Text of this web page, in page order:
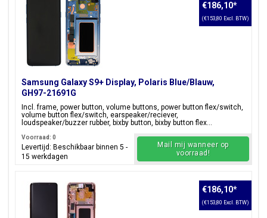
Samsung Galaxy S9+ Display, Polaris Blue/Blauw,
GH97-21691G
Incl. frame, power button, volume buttons, power button flex/switch,
volume button flex/switch, earspeaker/reciever,
loudspeaker/buzzer rubber, bixby button, bixby button flex...
€186,10*
(€153,80 Excl. BTW)
Voorraad: 0
Levertijd: Beschikbaar binnen 5 -
15 werkdagen
Mail mij wanneer op
voorraad!
€186,10*
(€153,80 Excl. BTW)